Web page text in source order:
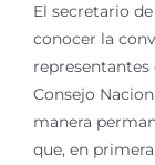
El secretario
conocer la
Consejo
manera
que, en